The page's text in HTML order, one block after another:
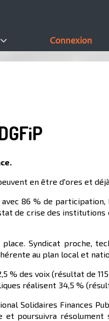
Connexion
en être d'ores et
86 % de
de crise des
Syndicat proche,
au plan local et
% des voix (résultat de
réalisent 34,5 %
Solidaires Finances
et poursuivra